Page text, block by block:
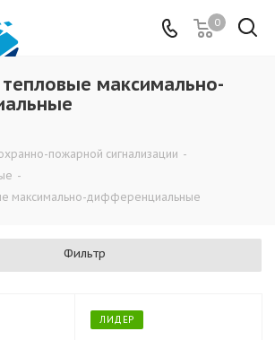
0
максимально-
пожарной сигнализации -
-
максимально-дифференциальные
Фильтр
ЛИДЕР